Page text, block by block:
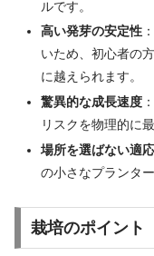
ルです。
高い発芽の安定性
いため、初心者の
に越えられます。
驚異的な成長速度
リスクを物理的に
場所を選ばない適
の小さなプランタ
栽培のポイント